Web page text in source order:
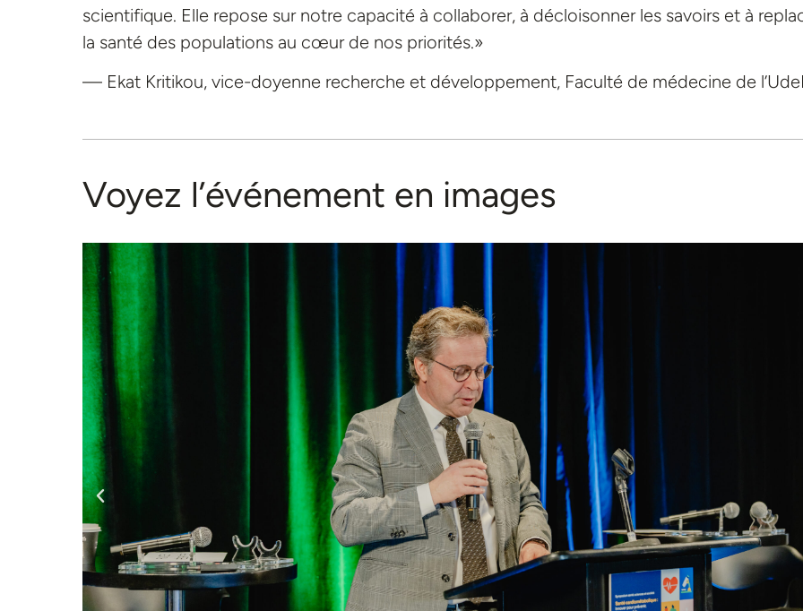
scientifique. Elle repose sur notre capacité à collaborer, à décloisonner les savoirs et à
la santé des populations au cœur de nos priorités.»
— Ekat Kritikou, vice-doyenne recherche et développement, Faculté de médecine de
Voyez l’événement en images